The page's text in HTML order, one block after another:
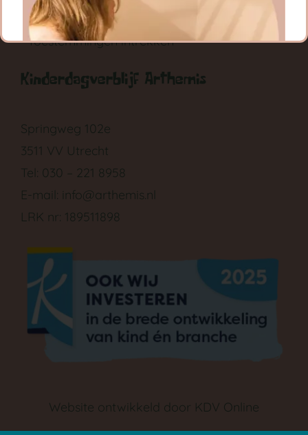
Geschiedenis privacyinstellingen
Toestemmingen intrekken
Kinderdagverblijf Arthemis
Springweg 102e
3511 VV Utrecht
Tel: 030 – 221 8958
E-mail: info@arthemis.nl
LRK nr: 189511898
Website ontwikkeld door KDV Online